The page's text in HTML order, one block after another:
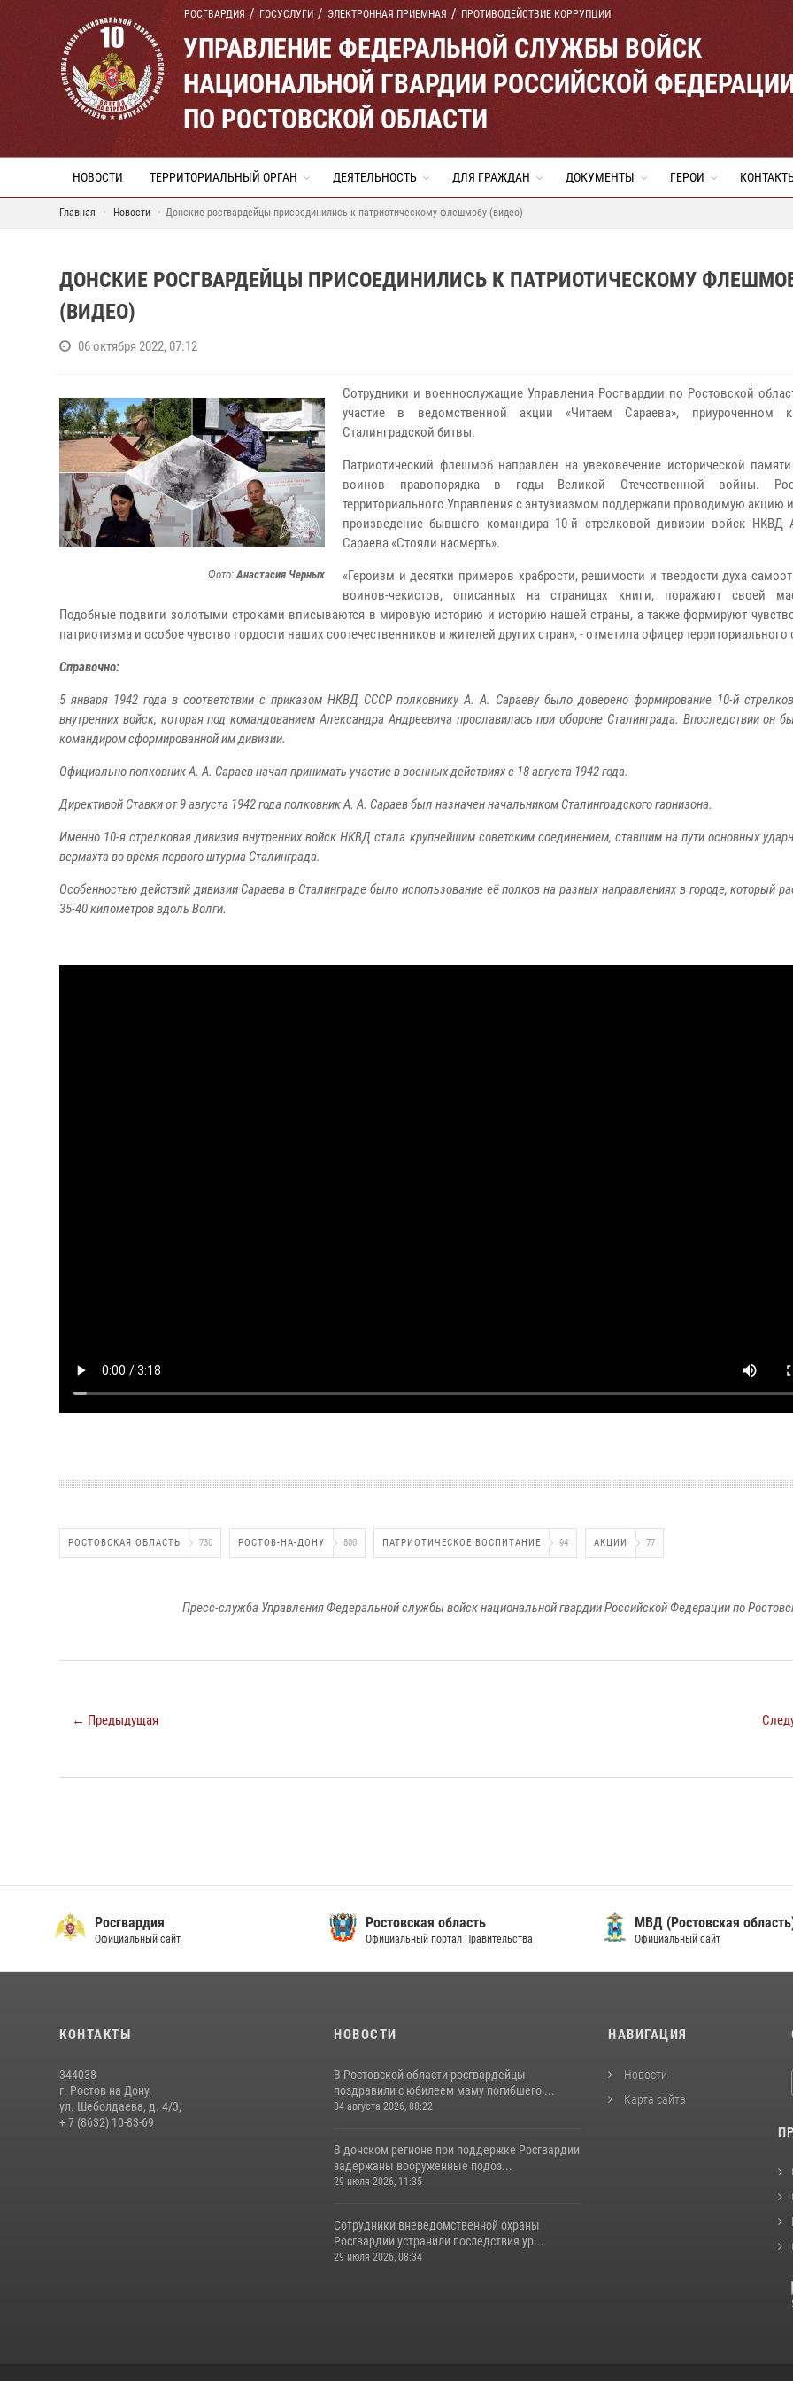
РОСГВАРДИЯ ГОСУСЛУГИ ЭЛЕКТРОННАЯ ПРИЕМНАЯ ПРОТИВОДЕЙСТВИЕ КОРРУПЦИИ
УПРАВЛЕНИЕ ФЕДЕРАЛЬНОЙ СЛУЖБЫ ВОЙСК
НАЦИОНАЛЬНОЙ ГВАРДИИ РОССИЙСКОЙ
ПО РОСТОВСКОЙ ОБЛАСТИ
НОВОСТИ ТЕРРИТОРИАЛЬНЫЙ ОРГАН ДЕЯТЕЛЬНОСТЬ ДЛЯ ГРАЖДАН ДОКУМЕНТЫ ГЕРОИ
Главная Новости Донские росгвардейцы присоединились к патриотическому флешмобу (видео)
ДОНСКИЕ РОСГВАРДЕЙЦЫ ПРИСОЕДИНИЛИСЬ К ПАТРИОТИЧЕСКОМУ
(ВИДЕО)
06 октября 2022, 07:12
Фото:Анастасия Черных
Сотрудники и военнослужащие Управления Росгвардии по Ростовской
участие в ведомственной акции «Читаем Сараева», приуроченном
Сталинградской битвы.
Патриотический флешмоб направлен на увековечение исторической
воинов правопорядка в годы Великой Отечественной войны.
территориального Управления с энтузиазмом поддержали проводимую акцию
произведение бывшего командира 10-й стрелковой дивизии войск НКВД
Сараева «Стояли насмерть».
«Героизм и десятки примеров храбрости, решимости и твердости духа
воинов-чекистов, описанных на страницах книги, поражают своей
Подобные подвиги золотыми строками вписываются в мировую историю и историю нашей страны, а также формируют
патриотизма и особое чувство гордости наших соотечественников и жителей других стран», - отметила офицер территориального
Справочно:
5 января 1942 года в соответствии с приказом НКВД СССР полковнику А. А. Сараеву было доверено формирование 10-й
внутренних войск, которая под командованием Александра Андреевича прославилась при обороне Сталинграда. Впоследствии он
командиром сформированной им дивизии.
Официально полковник А. А. Сараев начал принимать участие в военных действиях с 18 августа 1942 года.
Директивой Ставки от 9 августа 1942 года полковник А. А. Сараев был назначен начальником Сталинградского гарнизона.
Именно 10-я стрелковая дивизия внутренних войск НКВД стала крупнейшим советским соединением, ставшим на пути основных
вермахта во время первого штурма Сталинграда.
Особенностью действий дивизии Сараева в Сталинграде было использование её полков на разных направлениях в городе, который
35-40 километров вдоль Волги.
РОСТОВСКАЯ ОБЛАСТЬ 730 РОСТОВ-НА-ДОНУ 800 ПАТРИОТИЧЕСКОЕ ВОСПИТАНИЕ 94 АКЦИИ 77
Пресс-служба Управления Федеральной службы войск национальной гвардии Российской Федерации по
← Предыдущая
Росгвардия
Официальный сайт
Ростовская область
Официальный портал Правительства
МВД (Ростовская
Официальный сайт
КОНТАКТЫ
344038
г. Ростов на Дону,
ул. Шеболдаева, д. 4/3,
+ 7 (8632) 10-83-69
НОВОСТИ
В Ростовской области росгвардейцы
поздравили с юбилеем маму погибшего ...
04 августа 2026, 08:22
В донском регионе при поддержке Росгвардии
задержаны вооруженные подоз...
29 июля 2026, 11:35
Сотрудники вневедомственной охраны
Росгвардии устранили последствия ур...
29 июля 2026, 08:34
НАВИГАЦИЯ
Новости
Карта сайта